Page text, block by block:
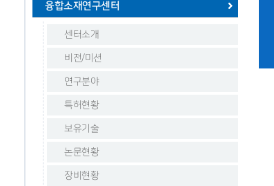
융합소재연구센터
센터소개
비전/미션
연구분야
특허현황
보유기술
논문현황
장비현황